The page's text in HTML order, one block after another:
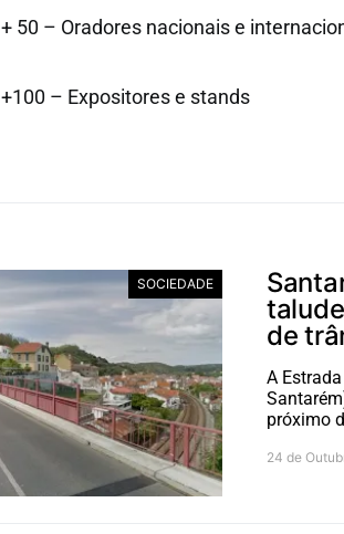
+ 50 – Oradores nacionais e
+100 – Expositores e stands
SOCIEDADE
de
A
próximo
24 de